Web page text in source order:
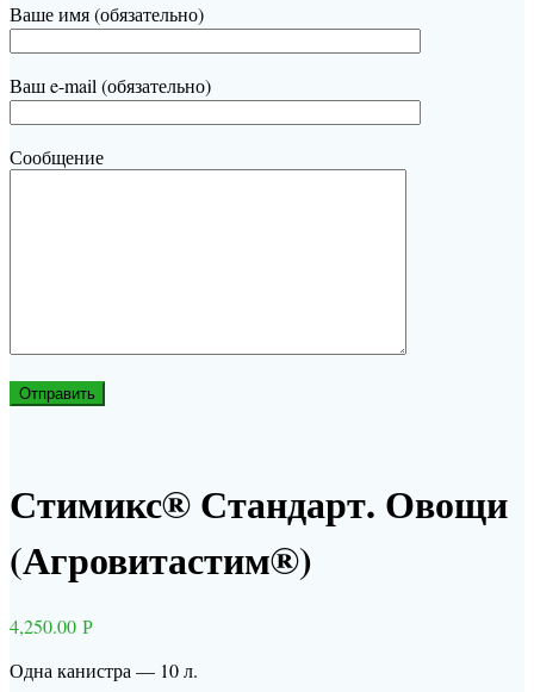
Ваше имя (обязательно)
Ваш e-mail (обязательно)
Сообщение
Стимикс® Стандарт. Овощи
(Агровитастим®)
4,250.00 Р
Одна канистра — 10 л.